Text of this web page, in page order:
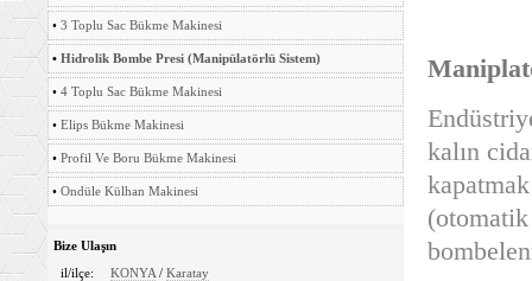
• 3 Toplu Sac Bükme Makinesi
• Hidrolik Bombe Presi (Manipülatörlü Sistem)
• 4 Toplu Sac Bükme Makinesi
• Elips Bükme Makinesi
• Profil Ve Boru Bükme Makinesi
• Ondüle Külhan Makinesi
Bize Ulaşın
il/ilçe:
KONYA / Karatay
kalın